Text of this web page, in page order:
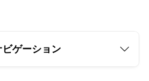
ゲーション